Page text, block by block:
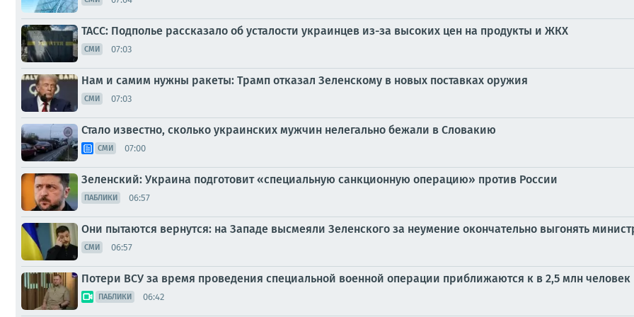
ТАСС: Подполье рассказало об усталости украинцев из-за высоких цен на продукты и ЖКХ
СМИ 07:03
Нам и самим нужны ракеты: Трамп отказал Зеленскому в новых поставках оружия
СМИ 07:03
Стало известно, сколько украинских мужчин нелегально бежали в Словакию
СМИ 07:00
Зеленский: Украина подготовит «специальную санкционную операцию» против России
ПАБЛИКИ 06:57
Они пытаются вернутся: на Западе высмеяли Зеленского за неумение окончательно выгонять
СМИ 06:57
Потери ВСУ за время проведения специальной военной операции приближаются к в 2,5 млн человек
ПАБЛИКИ 06:42